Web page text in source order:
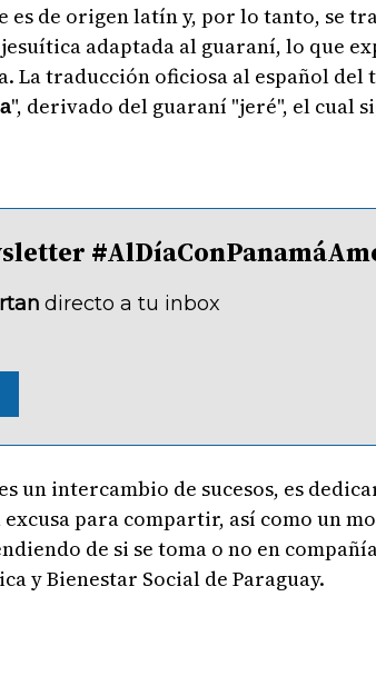
es de origen latín y, por lo tanto, se
adaptada al guaraní, lo que
La traducción oficiosa al español del
", derivado del guaraní "jeré", el cual
directo a tu inbox
un intercambio de sucesos, es
para compartir, así como un
de si se toma o no en
y Bienestar Social de Paraguay.